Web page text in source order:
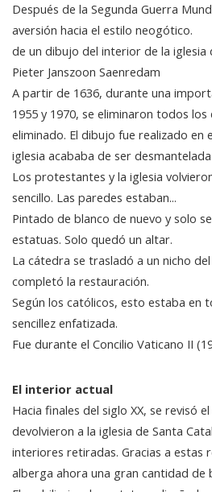
Después de la Segunda Guerra
aversión hacia el estilo neogótico.
de un dibujo del interior de la iglesia
Pieter Janszoon Saenredam
A partir de 1636, durante una
1955 y 1970, se eliminaron todos
eliminado. El dibujo fue realizado en
iglesia acababa de ser
Los protestantes y la iglesia
sencillo. Las paredes estaban...
Pintado de blanco de nuevo y solo
estatuas. Solo quedó un altar.
La cátedra se trasladó a un nicho
completó la restauración.
Según los católicos, esto estaba en
sencillez enfatizada.
Fue durante el Concilio Vaticano II
El interior actual
Hacia finales del siglo XX, se revisó
devolvieron a la iglesia de Santa
interiores retiradas. Gracias a estas
alberga ahora una gran cantidad de